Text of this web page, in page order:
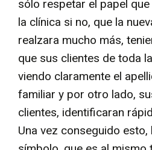
sólo respetar el papel
la clínica si no, que la
realzara mucho más,
que sus clientes de toda
viendo claramente el
familiar y por otro lado,
clientes, identificaran
Una vez conseguido esto,